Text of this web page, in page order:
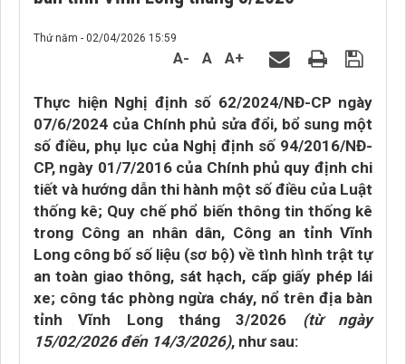
Thứ năm - 02/04/2026 15:59
A- A A+
Thực hiện Nghị định số 62/2024/NĐ-CP ngày
07/6/2024 của Chính phủ sửa đổi, bổ sung một
số điều, phụ lục của Nghị định số 94/2016/NĐ-
CP, ngày 01/7/2016 của Chính phủ quy định chi
tiết và hướng dẫn thi hành một số điều của Luật
thống kê; Quy chế phổ biến thông tin thống kê
trong Công an nhân dân, Công an tỉnh Vĩnh
Long công bố số liệu (sơ bộ) về tình hình trật tự
an toàn giao thông, sát hạch, cấp giấy phép lái
xe; công tác phòng ngừa cháy, nổ trên địa bàn
tỉnh Vĩnh Long tháng 3/2026 (từ ngày
15/02/2026 đến 14/3/2026), như sau: